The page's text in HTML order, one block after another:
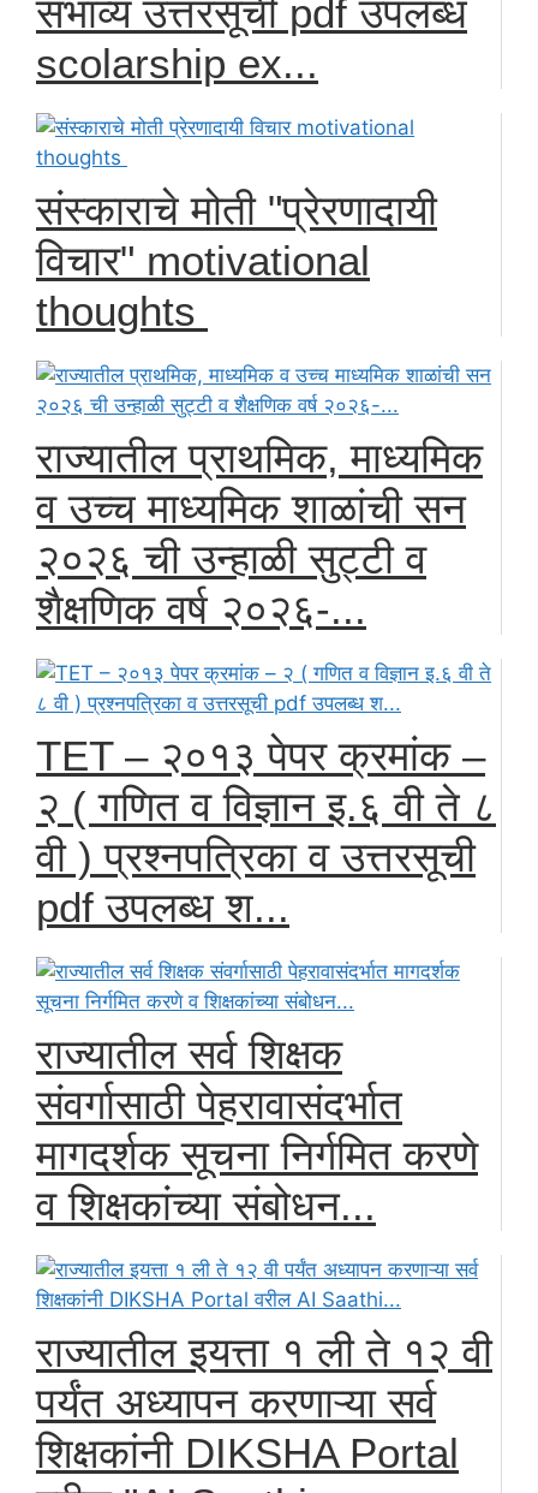
संभाव्य उत्तरसूची pdf उपलब्ध
scolarship ex...
संस्काराचे मोती "प्रेरणादायी
विचार" motivational
thoughts
राज्यातील प्राथमिक, माध्यमिक
व उच्च माध्यमिक शाळांची सन
२०२६ ची उन्हाळी सुट्टी व
शैक्षणिक वर्ष २०२६-...
TET – २०१३ पेपर क्रमांक –
२ ( गणित व विज्ञान इ.६ वी ते ८
वी ) प्रश्नपत्रिका व उत्तरसूची
pdf उपलब्ध श...
राज्यातील सर्व शिक्षक
संवर्गासाठी पेहरावासंदर्भात
मागदर्शक सूचना निर्गमित करणे
व शिक्षकांच्या संबोधन...
राज्यातील इयत्ता १ ली ते १२ वी
पर्यंत अध्यापन करणाऱ्या सर्व
शिक्षकांनी DIKSHA Portal